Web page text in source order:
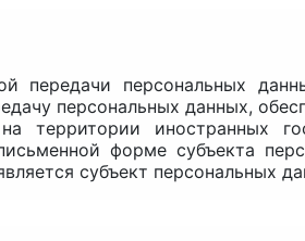
передачи персональных
персональных данных,
территории иностранных
форме субъекта
субъект персональных